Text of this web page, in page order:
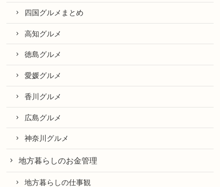
四国グルメまとめ
高知グルメ
徳島グルメ
愛媛グルメ
香川グルメ
広島グルメ
神奈川グルメ
地方暮らしのお金管理
地方暮らしの仕事観